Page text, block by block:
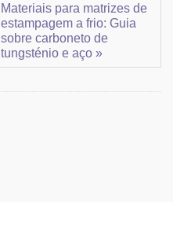
Materiais para matrizes de
estampagem a frio: Guia
sobre carboneto de
tungsténio e aço »